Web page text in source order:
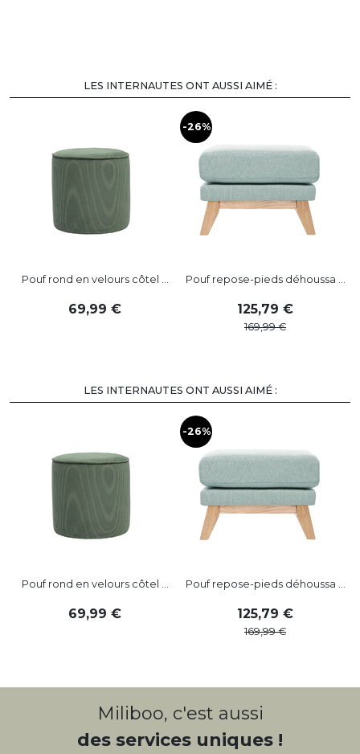
LES INTERNAUTES ONT AUSSI AIMÉ :
Pouf rond en velours côtel ...
69,99
-26%
Pouf repose-pieds déhoussa ...
125,79
169,99
LES INTERNAUTES ONT AUSSI AIMÉ :
Pouf rond en velours côtel ...
69,99
-26%
Pouf repose-pieds déhoussa ...
125,79
169,99
Miliboo, c'est aussi
des services uniques !